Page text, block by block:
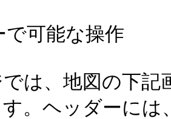
可能な操作
は、地図の下
。ヘッダーに